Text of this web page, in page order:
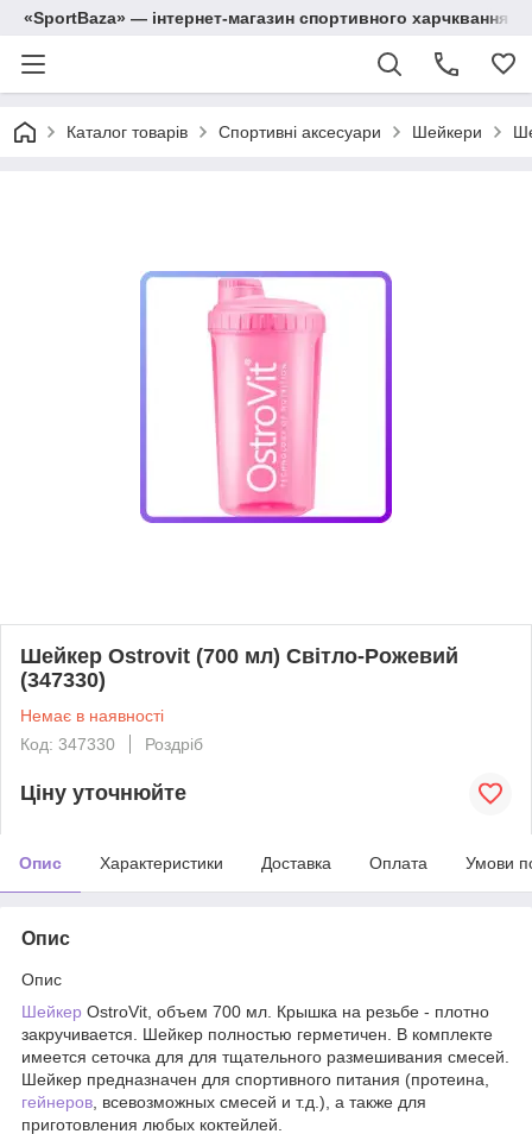
«SportBaza» — інтернет-магазин спортивного харчквання
Каталог товарів Спортивні аксесуари Шейкери
Шейкер Ostrovit (700 мл) Світло-Рожевий
(347330)
Немає в наявності
Код: 347330
Роздріб
Ціну уточнюйте
Опис Характеристики Доставка Оплата Умови
Опис
Опис
Шейкер OstroVit, объем 700 мл. Крышка на резьбе - плотно
закручивается. Шейкер полностью герметичен. В комплекте
имеется сеточка для для тщательного размешивания смесей.
Шейкер предназначен для спортивного питания (протеина,
гейнеров , всевозможных смесей и т.д.), а также для
приготовления любых коктейлей.